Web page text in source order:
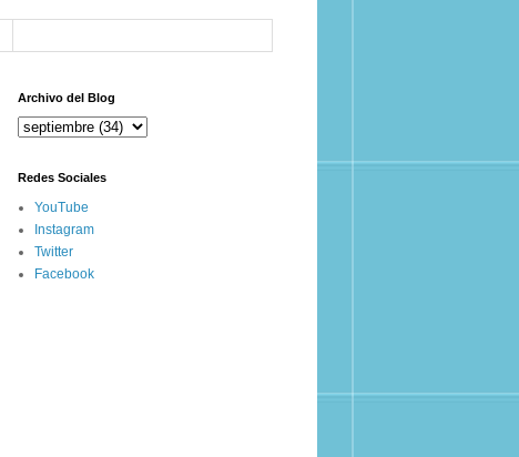
Archivo del Blog
Redes Sociales
YouTube
Instagram
Twitter
Facebook